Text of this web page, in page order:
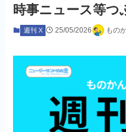
時事ニュース等つ
週刊 X 25/05/2026 もの